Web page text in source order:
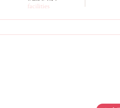
facilities